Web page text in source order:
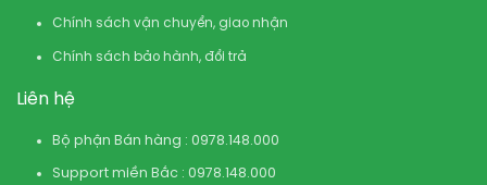
Chính sách vận chuyển, giao nhận
Chính sách bảo hành, đổi trả
Liên hệ
Bộ phận Bán hàng : 0978.148.000
Support miền Bắc : 0978.148.000